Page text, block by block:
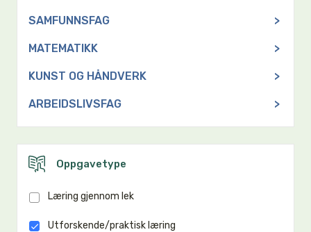
SAMFUNNSFAG >
MATEMATIKK >
KUNST OG HÅNDVERK >
ARBEIDSLIVSFAG >
Oppgavetype
Læring gjennom lek
Utforskende/praktisk læring